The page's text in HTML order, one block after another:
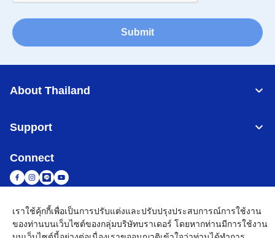
Submit
About Thailand
Support
Connect
Thailand เครือข่าย Brother ทั่วโลก
เราใช้คุ้กกี้เพื่อเป็นการปรับแต่งและปรับปรุงประสบการณ์การใช้งาน
ของท่านบนเว็บไซต์ของกลุ่มบริษัทบราเดอร์ โดยหากท่านมีการใช้งาน